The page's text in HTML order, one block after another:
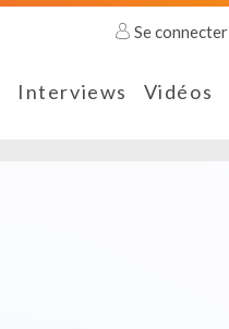
Se connecter
Interviews Vidéos